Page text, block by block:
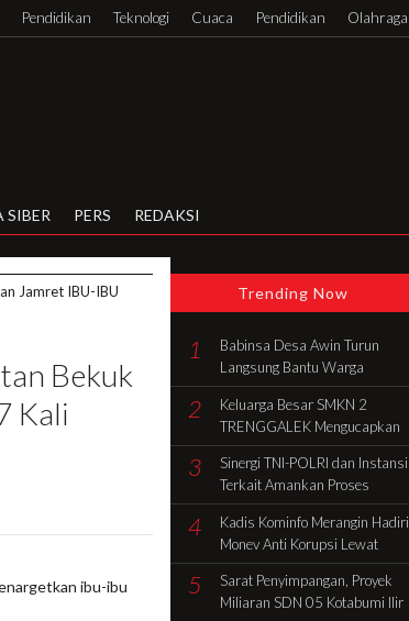
Pendidikan Teknologi Cuaca Pendidikan Olahraga
SIBER PERS REDAKSI
Jamret IBU-IBU
Bekuk
Kali
ibu-ibu
Trending Now
1
Babinsa Desa Awin Turun
Langsung Bantu Warga
Gotong Royong Bangun Rumah
di Batang Hari
2
Keluarga Besar SMKN 2
TRENGGALEK Mengucapkan
Selamat HUT Ke-81 RI
3
Sinergi TNI-POLRI dan Instansi
Terkait Amankan Proses
Pencocokan Fisik Objek
Sengketa di Kelurahan Selamat
4
Kadis Kominfo Merangin Hadiri
Monev Anti Korupsi Lewat
Zoom Dukung Penuh Desa
Sidolego Jadi Percontohan
Desa Anti Korupsi
5
Sarat Penyimpangan, Proyek
Miliaran SDN 05 Kotabumi Ilir